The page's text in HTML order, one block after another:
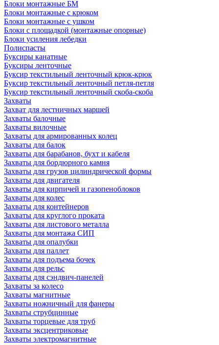
Блоки монтажные БМ
Блоки монтажные с крюком
Блоки монтажные с ушком
Блоки с площадкой (монтажные опорные)
Блоки усиления лебедки
Полиспасты
Буксиры канатные
Буксиры ленточные
Буксир текстильный ленточный крюк-крюк
Буксир текстильный ленточный петля-петля
Буксир текстильный ленточный скоба-скоба
Захваты
Захват для лестничных маршей
Захваты балочные
Захваты вилочные
Захваты для армированных колец
Захваты для балок
Захваты для барабанов, бухт и кабеля
Захваты для бордюрного камня
Захваты для грузов цилиндрической формы
Захваты для двигателя
Захваты для кирпичей и газопеноблоков
Захваты для колес
Захваты для контейнеров
Захваты для круглого проката
Захваты для листового металла
Захваты для монтажа СИП
Захваты для опалубки
Захваты для паллет
Захваты для подъема бочек
Захваты для рельс
Захваты для сэндвич-панелей
Захваты за колесо
Захваты магнитные
Захваты ножничный для фанеры
Захваты струбцинные
Захваты торцевые для труб
Захваты эксцентриковые
Захваты электромагнитные